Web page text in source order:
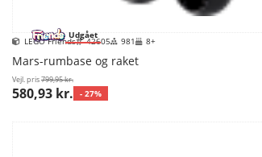
Udgået
LEGO Friends 42605 981 8+
Mars-rumbase og raket
Vejl. pris799,95 kr.
580,93 kr. - 27%